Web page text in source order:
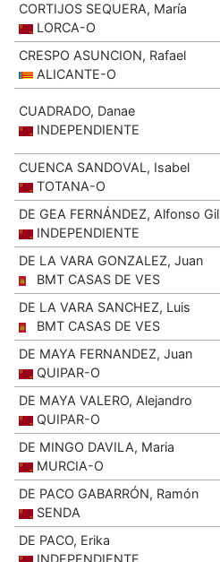
CORTIJOS SEQUERA, María
LORCA-O
CRESPO ASUNCION, Rafael
ALICANTE-O
CUADRADO, Danae
INDEPENDIENTE
CUENCA SANDOVAL, Isabel
TOTANA-O
DE GEA FERNÁNDEZ, Alfonso Gil
INDEPENDIENTE
DE LA VARA GONZALEZ, Juan
BMT CASAS DE VES
DE LA VARA SANCHEZ, Luis
BMT CASAS DE VES
DE MAYA FERNANDEZ, Juan
QUIPAR-O
DE MAYA VALERO, Alejandro
QUIPAR-O
DE MINGO DAVILA, Maria
MURCIA-O
DE PACO GABARRÓN, Ramón
SENDA
DE PACO, Erika